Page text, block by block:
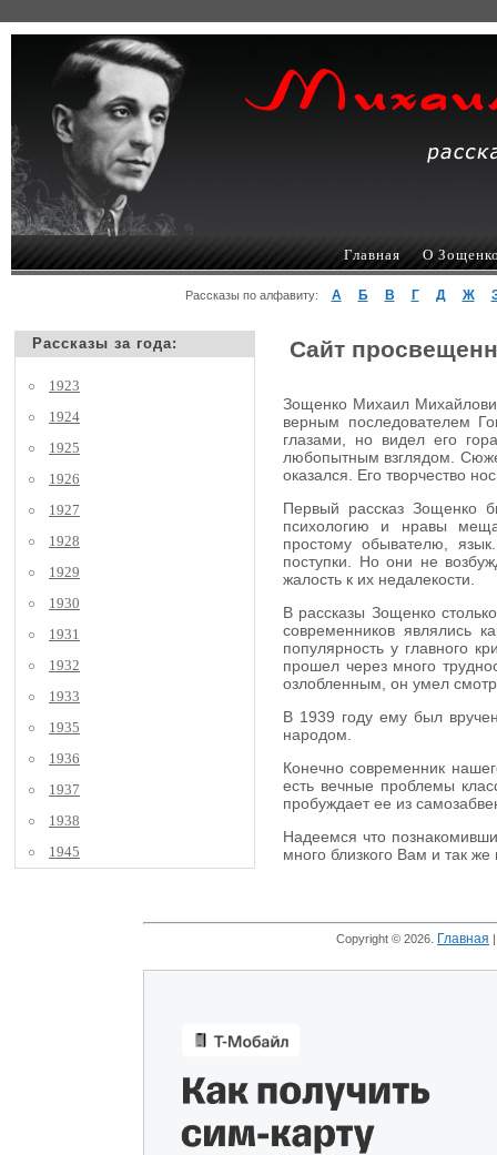
Главная О
Рассказы по алфавиту: А Б В Г Д Ж
Рассказы за года:
1923
1924
1925
1926
1927
1928
1929
1930
1931
1932
1933
1935
1936
1937
1938
1945
Сайт
Зощенко Михаил
верным последователем
глазами, но видел его
любопытным взглядом.
оказался. Его творчество
Первый рассказ Зощенко
психологию и нравы
простому обывателю,
поступки. Но они не
жалость к их недалекости.
В рассказы Зощенко
современников являлись
популярность у главного
прошел через много
озлобленным, он умел
В 1939 году ему был
народом.
Конечно современник
есть вечные проблемы
пробуждает ее из
Надеемся что
много близкого Вам и так
Copyright © 2026. Главная